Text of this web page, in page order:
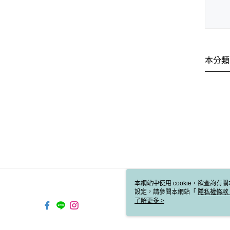
本分
本網站中使用 cookie，欲查詢有
設定，請參閱本網站「 隱私權條款
使用 cookie。
了解更多 >